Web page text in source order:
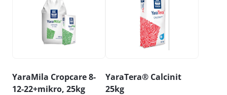
YaraMila Cropcare 8-
12-22+mikro, 25kg
YaraTera® Calcinit
25kg